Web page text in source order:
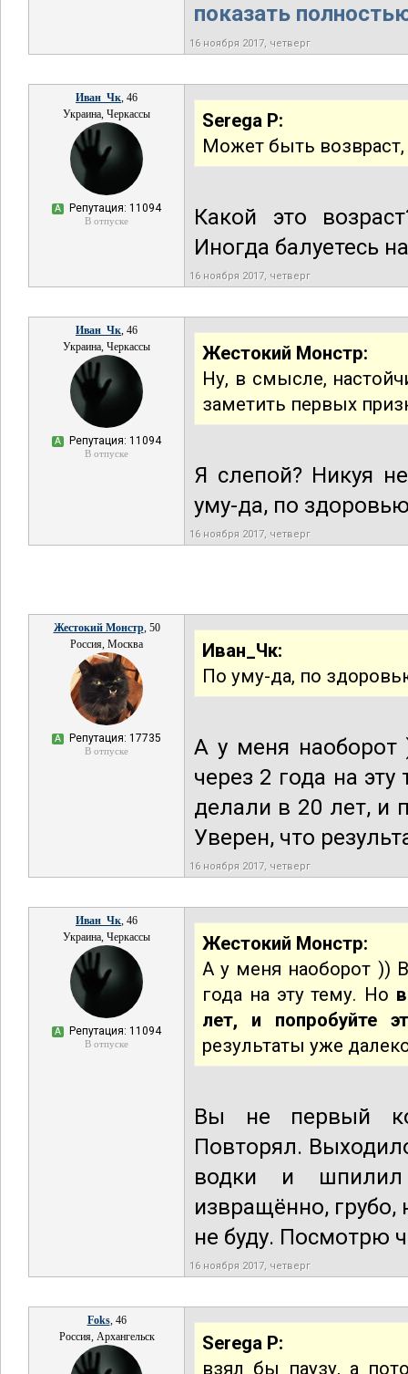
показать
16 ноября 2017, четверг
Иван_Чк, 46
Украина, Черкассы
А Репутация: 11094
В отпуске
Serega P:
Может быть возвраст,
Какой это
Иногда балуетесь
16 ноября 2017, четверг
Иван_Чк, 46
Украина, Черкассы
А Репутация: 11094
В отпуске
Жестокий Монстр:
Ну, в смысле,
заметить первых
Я слепой? Никуя
уму-да, по
16 ноября 2017, четверг
Жестокий Монстр, 50
Россия, Москва
А Репутация: 17735
В отпуске
Иван_Чк:
По уму-да, по
А у меня
через 2 года на
делали в 20 лет, и
Уверен, что
16 ноября 2017, четверг
Иван_Чк, 46
Украина, Черкассы
А Репутация: 11094
В отпуске
Жестокий Монстр:
А у меня наоборот ))
года на эту тему. Но
лет, и попробуйте
результаты уже
Вы не первый
Повторял.
водки и
извращённо,
не буду. Посмотрю
16 ноября 2017, четверг
Foks, 46
Россия, Архангельск
Serega P:
взял бы паузу, а